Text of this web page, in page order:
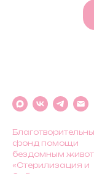
фонд помощи
бездомным
«Стерилизация и